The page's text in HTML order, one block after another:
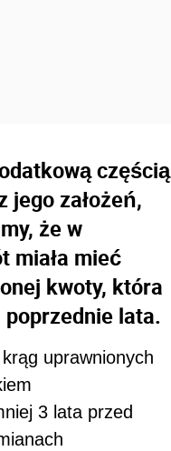
częścią
jego założeń,
że w
miała mieć
kwoty, która
lata.
uprawnionych
3 lata przed